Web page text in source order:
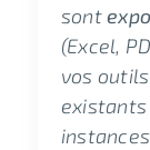
sont
(Excel,
vos